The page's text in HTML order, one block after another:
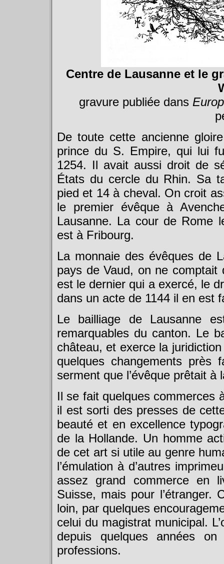
Centre de Lausanne et le
gravure publiée dans
De toute cette ancienne
prince du S. Empire, qui lui
1254. Il avait aussi droit de
États du cercle du Rhin. Sa
pied et 14 à cheval. On croit
le premier évêque à
Lausanne. La cour de Rome
est à Fribourg.
La monnaie des évêques de
pays de Vaud, on ne comptait
est le dernier qui a exercé, le
dans un acte de 1144 il en est
Le bailliage de Lausanne
remarquables du canton. Le
château, et exerce la
quelques changements
serment que l’évêque prêtait
Il se fait quelques commerces
il est sorti des presses de
beauté et en excellence
de la Hollande. Un homme
de cet art si utile au genre
l’émulation à d’autres
assez grand commerce en
Suisse, mais pour l’étranger.
loin, par quelques
celui du magistrat municipal.
depuis quelques années
professions.